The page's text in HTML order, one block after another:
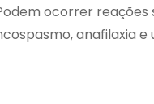
ocorrer reações
anafilaxia e